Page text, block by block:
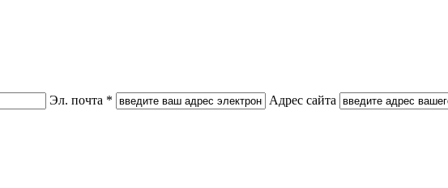
Эл. почта * Адрес сайта